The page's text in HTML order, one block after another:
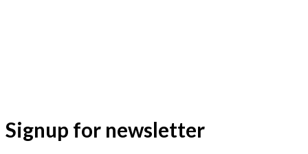
Signup for newsletter